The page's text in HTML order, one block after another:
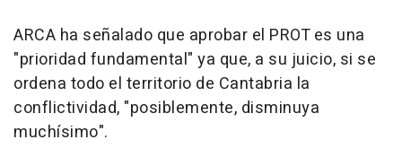
ARCA ha señalado que aprobar el PROT es una
"prioridad fundamental" ya que, a su juicio, si se
ordena todo el territorio de Cantabria la
conflictividad, "posiblemente, disminuya
muchísimo".